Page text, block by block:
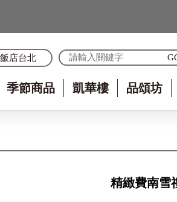
店台北
季節商品 凱華樓 品頌坊
精緻費南雪